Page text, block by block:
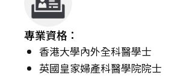
專業資格：
香港大學內外全科醫學士
英國皇家婦產科醫學院院士